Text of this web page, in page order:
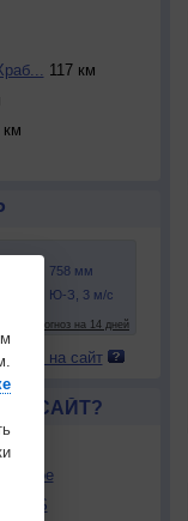
117 км
км
на сайт
САЙТ?
в RSS